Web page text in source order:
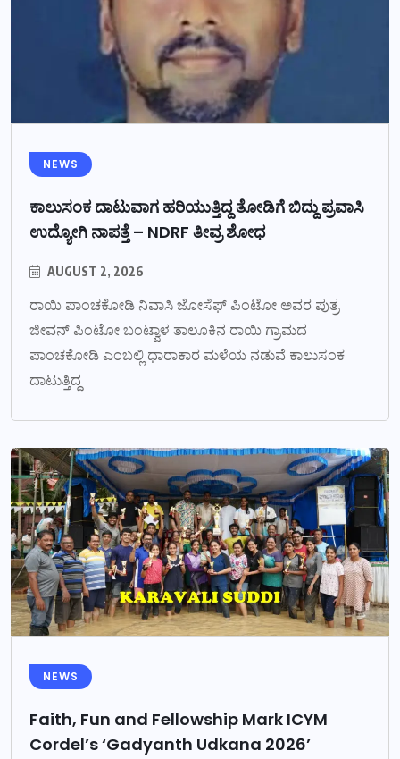
NEWS
ಕಾಲುಸಂಕ ದಾಟುವಾಗ ಹರಿಯುತ್ತಿದ್ದ ತೋಡಿಗೆ ಬಿದ್ದು ಪ್ರವಾಸಿ
ಉದ್ಯೋಗಿ ನಾಪತ್ತೆ – NDRF ತೀವ್ರ ಶೋಧ
AUGUST 2, 2026
ರಾಯಿ ಪಾಂಚಕೋಡಿ ನಿವಾಸಿ ಜೋಸೆಫ್ ಪಿಂಟೋ ಅವರ ಪುತ್ರ
ಜೀವನ್ ಪಿಂಟೋ ಬಂಟ್ವಾಳ ತಾಲೂಕಿನ ರಾಯಿ ಗ್ರಾಮದ
ಪಾಂಚಕೋಡಿ ಎಂಬಲ್ಲಿ ಧಾರಾಕಾರ ಮಳೆಯ ನಡುವೆ ಕಾಲುಸಂಕ
ದಾಟುತ್ತಿದ್ದ
NEWS
Faith, Fun and Fellowship Mark ICYM
Cordel’s ‘Gadyanth Udkana 2026’